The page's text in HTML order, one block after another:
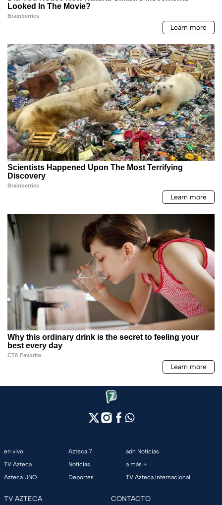
en vivo
TV Azteca
Azteca UNO
Azteca 7
Noticias
Deportes
adn Noticias
a más +
TV Azteca Internacional
TV AZTECA CONTACTO